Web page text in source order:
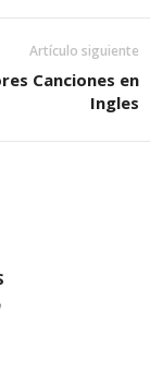
Artículo siguiente
Canciones en
Ingles